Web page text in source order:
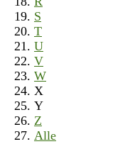
S
T
U
V
W
X
Y
Z
Alle